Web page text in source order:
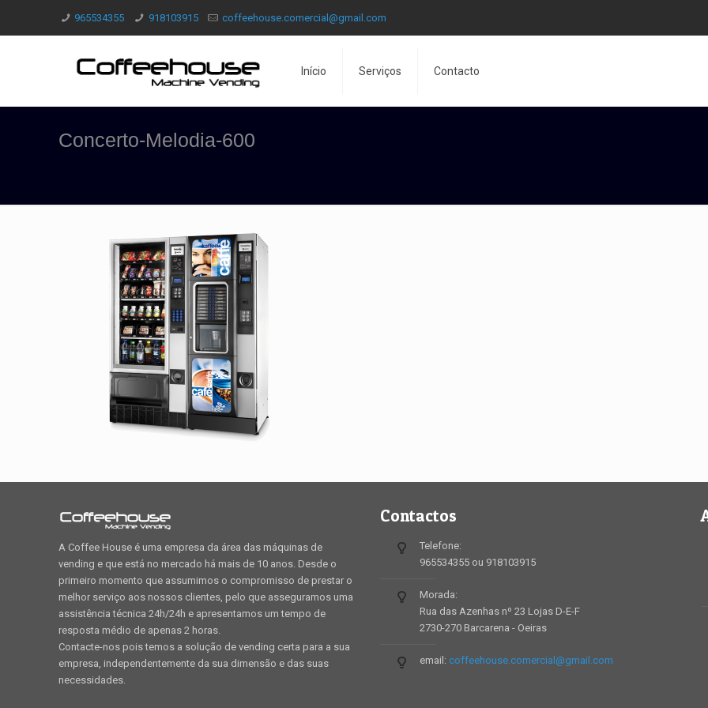
965534355 918103915 coffeehouse.comercial@gmail.com
Início Serviços Contacto
Concerto-Melodia-600
A Coffee House é uma empresa da área das máquinas de
vending e que está no mercado há mais de 10 anos. Desde o
primeiro momento que assumimos o compromisso de prestar o
melhor serviço aos nossos clientes, pelo que asseguramos uma
assistência técnica 24h/24h e apresentamos um tempo de
resposta médio de apenas 2 horas.
Contacte-nos pois temos a solução de vending certa para a sua
empresa, independentemente da sua dimensão e das suas
necessidades.
Contactos
Telefone:
965534355 ou 918103915
Morada:
Rua das Azenhas nº 23 Lojas D-E-F
2730-270 Barcarena - Oeiras
email: coffeehouse.comercial@gmail.com